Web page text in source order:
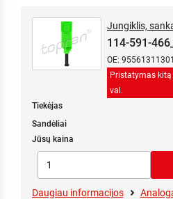
Pristatymas
val.
Jungiklis,
114-591-
OE: 95561311301
Tiekėjas
Sandėliai
Jūsų kaina
Daugiau informacijos